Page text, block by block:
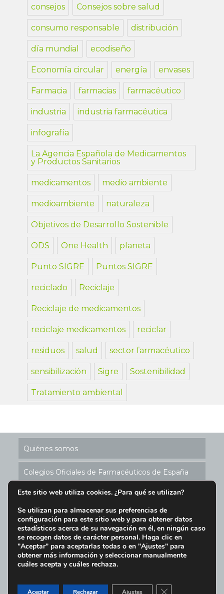
consejos Consejos sobre salud
consumo responsable distribución
día mundial ecodiseño
Economía circular energía envases
Farmacia farmacias farmacéutico
industria industria farmacéutica
infografía
La Agencia Española de Medicamentos
y Productos Sanitarios
medicamentos medio ambiente
medioambiente naturaleza
Objetivos de Desarrollo Sostenible
ODS One Health planeta
Punto SIGRE Puntos SIGRE
reciclado Reciclaje
Reciclaje de medicamentos
reciclaje medicamentos reciclar
residuos salud sector farmacéutico
sensibilización Sigre Sostenibilidad
Tratamiento ambiental
Quiénes somos
Colegios Oficiales de Farmacéuticos de España
Historia de los Puntos SIGRE
Ubicación Puntos SIGRE en España
Aviso Legal y Condiciones de Uso del Sitio Web
Política de cookies
Tel.91 391 12 30|sigre@sigre.es| C/ María de Molina
Este sitio web utiliza cookies. ¿Para qué se utilizan?
Se utilizan para almacenar sus preferencias de
configuración para este sitio web y para obtener datos
estadísticos acerca de su navegación en él, en ningún caso
se recogen datos de carácter personal. Haga clic en
"Aceptar" para aceptarlas todas o en "Ajustes" para
obtener más información y seleccionar manualmente
cuáles acepta y cuáles rechaza.
Aceptar Rechazar Ajustes CERRAR EL